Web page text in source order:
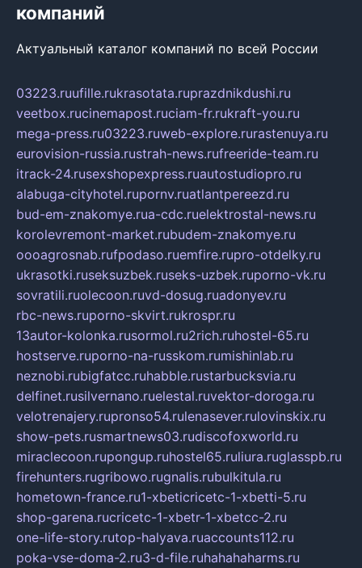
компаний
Актуальный каталог компаний по всей России
03223.ruufille.rukrasotata.ruprazdnikdushi.ru
veetbox.rucinemapost.ruciam-fr.rukraft-you.ru
mega-press.ru03223.ruweb-explore.rurastenuya.ru
eurovision-russia.rustrah-news.rufreeride-team.ru
itrack-24.rusexshopexpress.ruautostudiopro.ru
alabuga-cityhotel.rupornv.ruatlantpereezd.ru
bud-em-znakomye.rua-cdc.ruelektrostal-news.ru
korolevremont-market.rubudem-znakomye.ru
oooagrosnab.rufpodaso.ruemfire.rupro-otdelky.ru
ukrasotki.ruseksuzbek.ruseks-uzbek.ruporno-vk.ru
sovratili.ruolecoon.ruvd-dosug.ruadonyev.ru
rbc-news.ruporno-skvirt.rukrospr.ru
13autor-kolonka.rusormol.ru2rich.ruhostel-65.ru
hostserve.ruporno-na-russkom.rumishinlab.ru
neznobi.rubigfatcc.ruhabble.rustarbucksvia.ru
delfinet.rusilvernano.ruelestal.ruvektor-doroga.ru
velotrenajery.rupronso54.rulenasever.rulovinskix.ru
show-pets.rusmartnews03.rudiscofoxworld.ru
miraclecoon.rupongup.ruhostel65.ruliura.ruglasspb.ru
firehunters.rugribowo.rugnalis.rubulkitula.ru
hometown-france.ru1-xbeticricetc-1-xbetti-5.ru
shop-garena.rucricetc-1-xbetr-1-xbetcc-2.ru
one-life-story.rutop-halyava.ruaccounts112.ru
poka-vse-doma-2.ru3-d-file.ruhahahaharms.ru